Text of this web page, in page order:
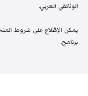
الوثائقي العربي.
يمكن الإطّلاع على شروط
برنامج.